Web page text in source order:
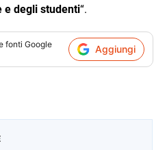
e degli studenti“.
fonti Google
Aggiungi